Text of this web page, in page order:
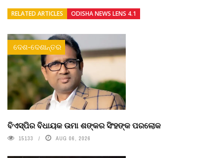
RELATED ARTICLES ODISHA NEWS LENS 4.1
ଦେଶ-ଦେଶାନ୍ତର
ବିଏସ୍‌ପିର ବିଧାୟକ ଉମା ଶଙ୍କର ସିଂହଙ୍କ ପରଲୋକ
15133 AUG 06, 2026